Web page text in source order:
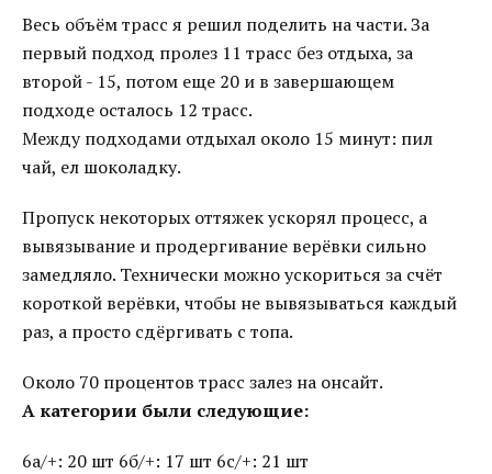
Весь объём трасс я решил поделить на части. За
первый подход пролез 11 трасс без отдыха, за
второй - 15, потом еще 20 и в завершающем
подходе осталось 12 трасс.
Между подходами отдыхал около 15 минут: пил
чай, ел шоколадку.
Пропуск некоторых оттяжек ускорял процесс, а
вывязывание и продергивание верёвки сильно
замедляло. Технически можно ускориться за счёт
короткой верёвки, чтобы не вывязываться каждый
раз, а просто сдëргивать с топа.
Около 70 процентов трасс залез на онсайт.
А категории были следующие:
6а/+: 20 шт 6б/+: 17 шт 6с/+: 21 шт